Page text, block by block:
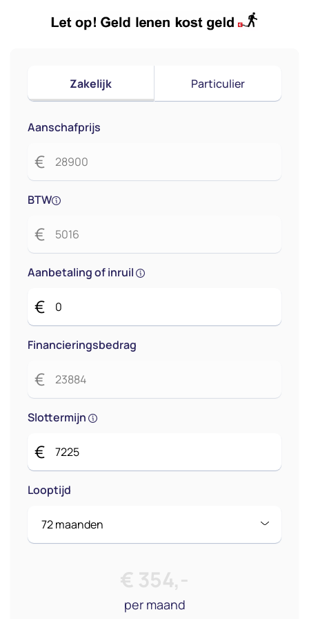
Zakelijk Particulier
Aanschafprijs
€
BTW
€
Aanbetaling of inruil
€
Financieringsbedrag
€
Slottermijn
€
Looptijd
€ 354,-
per maand